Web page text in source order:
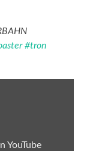
#tron
YouTube